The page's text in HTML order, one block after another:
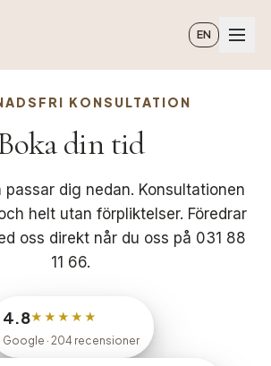
EN
KONSULTATION
din tid
passar dig nedan. Konsultationen
helt utan förpliktelser. Föredrar
oss direkt når du oss på 031 88
11 66.
4.8★★★★★
Google · 204 recensioner